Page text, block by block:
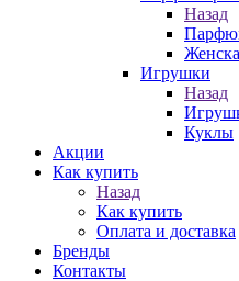
Назад
Игрушки
Назад
Куклы
Акции
Как купить
Назад
Как купить
Оплата и доставка
Бренды
Контакты